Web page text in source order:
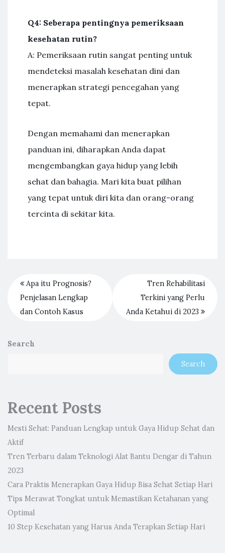
Q4: Seberapa pentingnya pemeriksaan
kesehatan rutin?
A: Pemeriksaan rutin sangat penting untuk
mendeteksi masalah kesehatan dini dan
menerapkan strategi pencegahan yang
tepat.
Dengan memahami dan menerapkan
panduan ini, diharapkan Anda dapat
mengembangkan gaya hidup yang lebih
sehat dan bahagia. Mari kita buat pilihan
yang tepat untuk diri kita dan orang-orang
tercinta di sekitar kita.
Apa itu Prognosis?
Penjelasan Lengkap
dan Contoh Kasus
Tren Rehabilitasi
Terkini yang Perlu
Anda Ketahui di 2023
Search
Search
Recent Posts
Mesti Sehat: Panduan Lengkap untuk Gaya Hidup Sehat dan
Aktif
Tren Terbaru dalam Teknologi Alat Bantu Dengar di Tahun
2023
Cara Praktis Menerapkan Gaya Hidup Bisa Sehat Setiap Hari
Tips Merawat Tongkat untuk Memastikan Ketahanan yang
Optimal
10 Step Kesehatan yang Harus Anda Terapkan Setiap Hari